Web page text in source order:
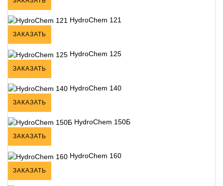
HydroChem 121
ЗАКАЗАТЬ
HydroChem 125
ЗАКАЗАТЬ
HydroChem 140
ЗАКАЗАТЬ
HydroChem 150Б
ЗАКАЗАТЬ
HydroChem 160
ЗАКАЗАТЬ